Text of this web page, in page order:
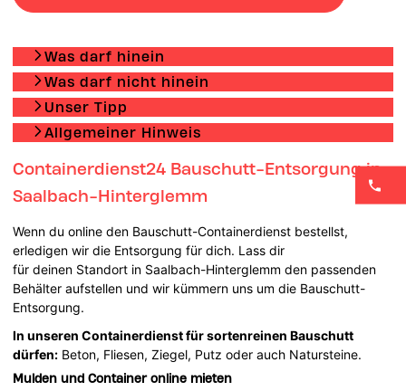
Was darf hinein
Was darf nicht hinein
Unser Tipp
Allgemeiner Hinweis
Containerdienst24 Bauschutt-Entsorgung in
Saalbach-Hinterglemm
Wenn du online den Bauschutt-Containerdienst bestellst,
erledigen wir die Entsorgung für dich. Lass dir
für deinen Standort in Saalbach-Hinterglemm den passenden
Behälter aufstellen und wir kümmern uns um die Bauschutt-
Entsorgung.
In unseren Containerdienst für sortenreinen Bauschutt
dürfen: Beton, Fliesen, Ziegel, Putz oder auch Natursteine.
Mulden und Container online mieten